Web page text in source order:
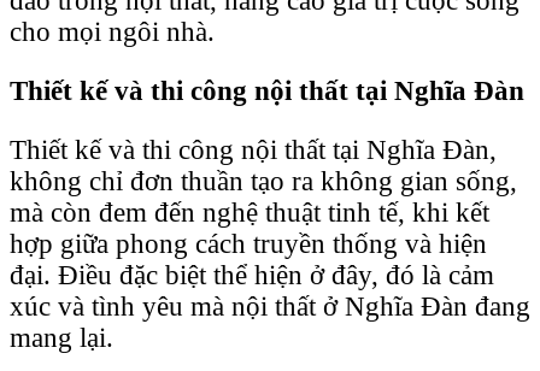
cho mọi ngôi nhà.
Thiết kế và thi công nội thất tại Nghĩa Đàn
Thiết kế và thi công nội thất tại Nghĩa Đàn,
không chỉ đơn thuần tạo ra không gian sống,
mà còn đem đến nghệ thuật tinh tế, khi kết
hợp giữa phong cách truyền thống và hiện
đại. Điều đặc biệt thể hiện ở đây, đó là cảm
xúc và tình yêu mà nội thất ở Nghĩa Đàn đang
mang lại.